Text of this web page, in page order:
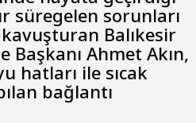
süregelen sorunları
Balıkesir
Başkanı Ahmet Akın,
hatları ile sıcak
bağlantı